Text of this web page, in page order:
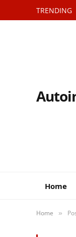
TRENDING
Home
Home »